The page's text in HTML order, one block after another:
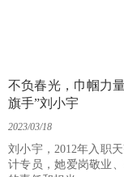
不负春光，巾帼力
旗手”刘小宇
2023/03/18
刘小宇，2012年入职
计专员，她爱岗敬业